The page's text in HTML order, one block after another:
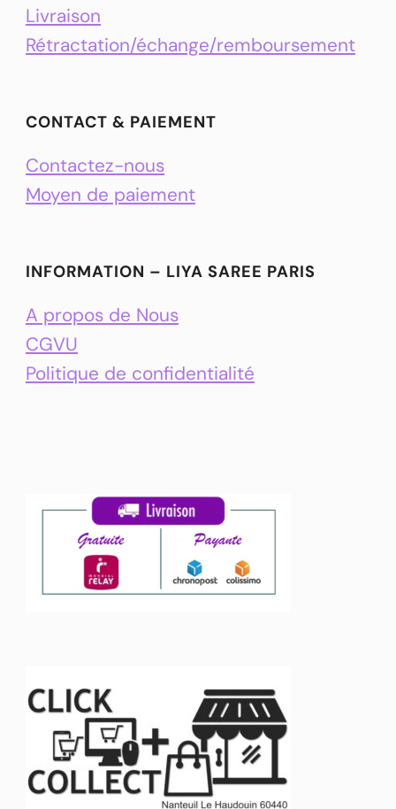
Livraison
Rétractation/échange/remboursement
CONTACT & PAIEMENT
Contactez-nous
Moyen de paiement
INFORMATION – LIYA SAREE PARIS
A propos de Nous
CGVU
Politique de confidentialité